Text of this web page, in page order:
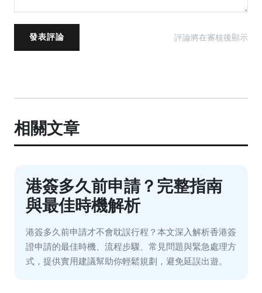
發表評論 評論將在審核後顯示
相關文章
港簽多久前申請？完整指南
與最佳時機解析
港簽多久前申請才不會耽誤行程？本文深入解析香港簽
證申請的最佳時機、流程步驟、常見問題與緊急處理方
式，提供實用建議幫助你輕鬆規劃，避免延誤出遊。